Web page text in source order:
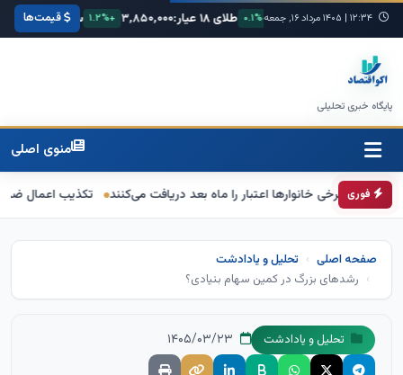
۱۲:۳۴ | ۱۴۰۵ مرداد ۱۶, جمعه یورو: ۷۴,۸۰۰ +۰.۱% طلای ۱۸ عیار: ۳,۸۵۰,۰۰۰ +۱.۲% سکه امامی:۴۲,۵۰۰,۰۰۰
قیمت‌ها
پایگاه خبری تحلیلی
منوی اصلی
فوری
برخی خانوارها اعتبار را ماه بعد دریافت می‌کنند تکذیب اعمال ضریب ۲.۷ برای اینترنت بین‌الملل از سوی سازمان تنظیم مقررات
صفحه اصلی
تحلیل و یادادشت
رشدهای بزرگ در کمین سهام بنیادی؟
تحلیل و یادادشت